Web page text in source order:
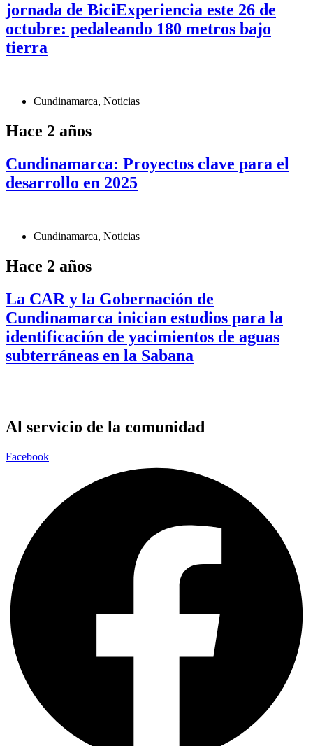
jornada de BiciExperiencia este 26 de
octubre: pedaleando 180 metros bajo
tierra
Cundinamarca, Noticias
Hace 2 años
Cundinamarca: Proyectos clave para el
desarrollo en 2025
Cundinamarca, Noticias
Hace 2 años
La CAR y la Gobernación de
Cundinamarca inician estudios para la
identificación de yacimientos de aguas
subterráneas en la Sabana
Al servicio de la comunidad
Facebook